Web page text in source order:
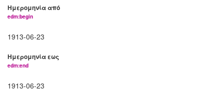
Ημερομηνία από
edm:begin
1913-06-23
Ημερομηνία εως
edm:end
1913-06-23